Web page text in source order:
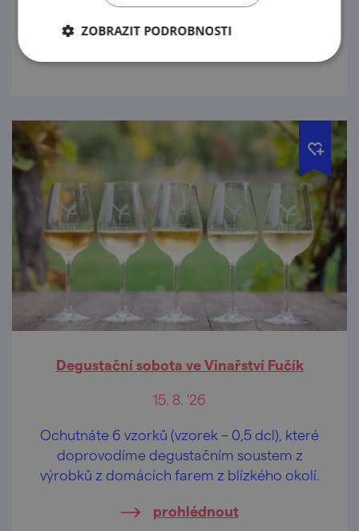
malým degustačním soustem.
Degustační sobota ve Vinařství Fučík
15. 8. '26
Ochutnáte 6 vzorků (vzorek – 0,5 dcl), které
doprovodíme degustačním soustem z
výrobků z domácích farem z blízkého okolí.
prohlédnout
ZOBRAZIT PODROBNOSTI